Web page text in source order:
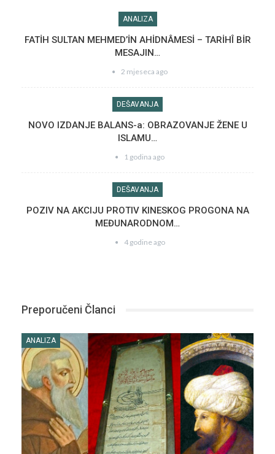
ANALIZA
FATİH SULTAN MEHMED’İN AHİDNÂMESİ – TARİHÎ BİR
MESAJIN…
2 mjeseca ago
DEŠAVANJA
NOVO IZDANJE BALANS-a: OBRAZOVANJE ŽENE U
ISLAMU…
1 godina ago
DEŠAVANJA
POZIV NA AKCIJU PROTIV KINESKOG PROGONA NA
MEĐUNARODNOM…
4 godine ago
Preporučeni Članci
ANALIZA